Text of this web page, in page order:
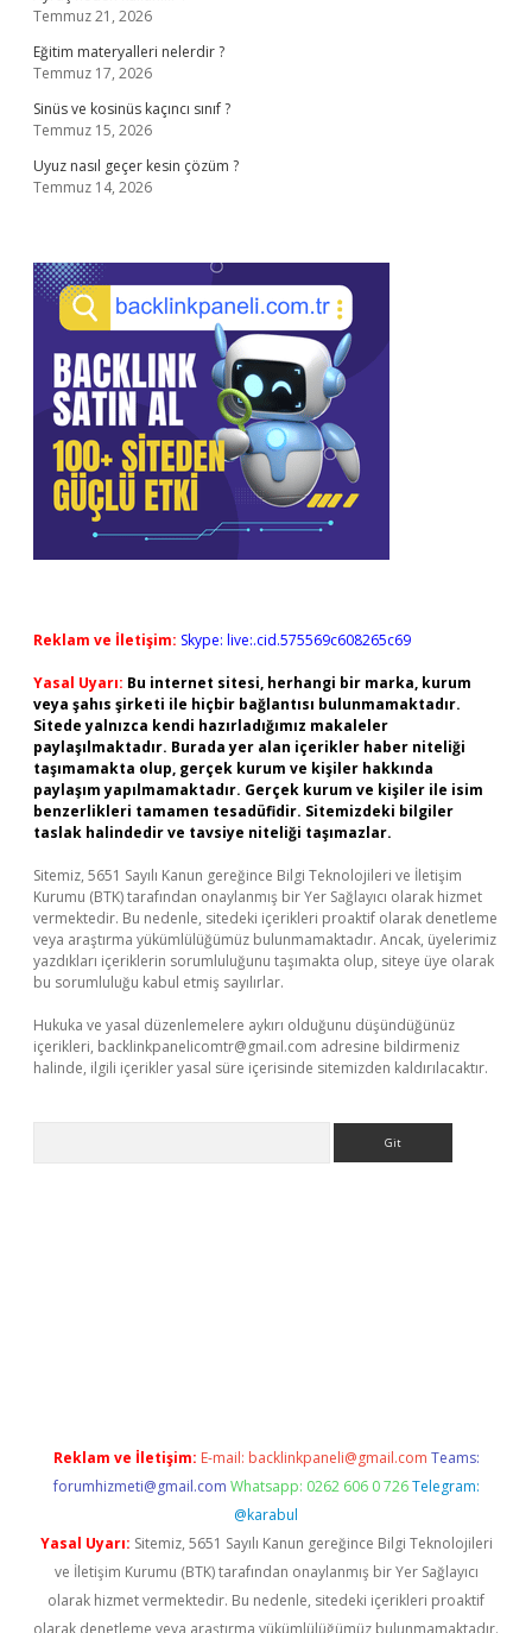
Temmuz 21, 2026
Eğitim materyalleri nelerdir ?
Temmuz 17, 2026
Sinüs ve kosinüs kaçıncı sınıf ?
Temmuz 15, 2026
Uyuz nasıl geçer kesin çözüm ?
Temmuz 14, 2026
Reklam ve İletişim: Skype: live:.cid.575569c608265c69
Yasal Uyarı: Bu internet sitesi, herhangi bir marka, kurum
veya şahıs şirketi ile hiçbir bağlantısı bulunmamaktadır.
Sitede yalnızca kendi hazırladığımız makaleler
paylaşılmaktadır. Burada yer alan içerikler haber niteliği
taşımamakta olup, gerçek kurum ve kişiler hakkında
paylaşım yapılmamaktadır. Gerçek kurum ve kişiler ile isim
benzerlikleri tamamen tesadüfidir. Sitemizdeki bilgiler
taslak halindedir ve tavsiye niteliği taşımazlar.
Sitemiz, 5651 Sayılı Kanun gereğince Bilgi Teknolojileri ve İletişim
Kurumu (BTK) tarafından onaylanmış bir Yer Sağlayıcı olarak hizmet
vermektedir. Bu nedenle, sitedeki içerikleri proaktif olarak denetleme
veya araştırma yükümlülüğümüz bulunmamaktadır. Ancak, üyelerimiz
yazdıkları içeriklerin sorumluluğunu taşımakta olup, siteye üye olarak
bu sorumluluğu kabul etmiş sayılırlar.
Hukuka ve yasal düzenlemelere aykırı olduğunu düşündüğünüz
içerikleri, backlinkpanelicomtr@gmail.com adresine bildirmeniz
halinde, ilgili içerikler yasal süre içerisinde sitemizden kaldırılacaktır.
Reklam ve İletişim: E-mail: backlinkpaneli@gmail.com Teams:
forumhizmeti@gmail.com Whatsapp: 0262 606 0 726 Telegram:
@karabul
Yasal Uyarı: Sitemiz, 5651 Sayılı Kanun gereğince Bilgi Teknolojileri
ve İletişim Kurumu (BTK) tarafından onaylanmış bir Yer Sağlayıcı
olarak hizmet vermektedir. Bu nedenle, sitedeki içerikleri proaktif
olarak denetleme veya araştırma yükümlülüğümüz bulunmamaktadır.